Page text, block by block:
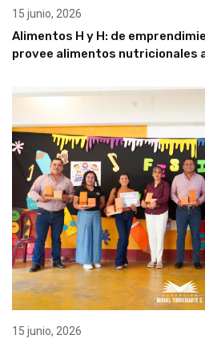
15 junio, 2026
Alimentos H y H: de
provee alimentos nutricionales
15 junio, 2026